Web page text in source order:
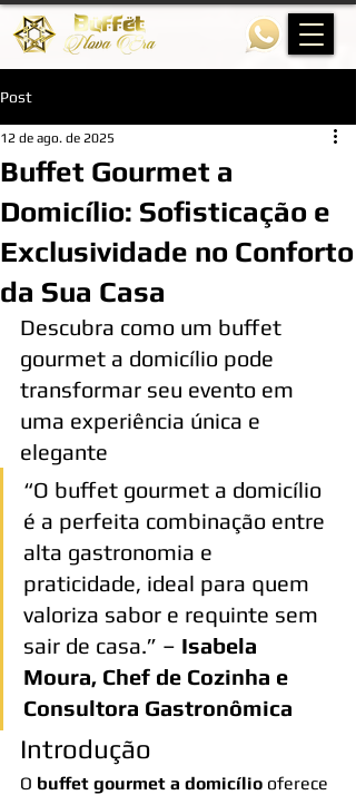
Post
Buffet Gourmet a
Domicílio: Sofisticação e
Exclusividade no Conforto
da Sua Casa
12 de ago. de 2025
Descubra como um buffet
gourmet a domicílio pode
transformar seu evento em
uma experiência única e
elegante
“O buffet gourmet a domicílio
é a perfeita combinação entre
alta gastronomia e
praticidade, ideal para quem
valoriza sabor e requinte sem
sair de casa.” – Isabela
Moura, Chef de Cozinha e
Consultora Gastronômica
Introdução
O buffet gourmet a domicílio oferece